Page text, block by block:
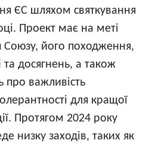
ЄС шляхом святкування
Проект має на меті
Союзу, його походження,
та досягнень, а також
про важливість
для кращої
Протягом 2024 року
низку заходів, таких як